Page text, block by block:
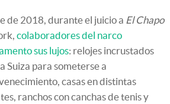
de 2018, durante el juicio a El Chapo
colaboradores del narco
sus lujos: relojes incrustados
Suiza para someterse a
casas en distintas
ranchos con canchas de tenis y